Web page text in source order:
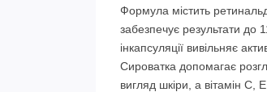
Формула містить
забезпечує результати
інкапсуляції вивільняє
Сироватка допомагає
вигляд шкіри, а вітамін